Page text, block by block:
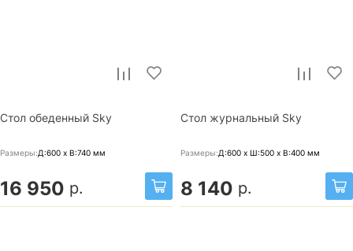
Стол обеденный Sky
Размеры:Д:600 x В:740 мм
16 950 р.
Стол журнальный Sky
Размеры:Д:600 x Ш:500 x В:400 мм
8 140 р.